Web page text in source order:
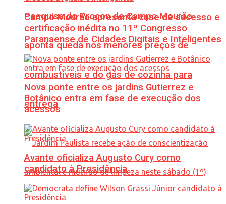
Pesquisa do Procon de Campo Mourão
aponta queda nos menores preços de
combustíveis e do gás de cozinha para
entrega
Campo Mourão apresenta case de sucesso e
certificação inédita no 11º Congresso
Paranaense de Cidades Digitais e Inteligentes
Nova ponte entre os jardins Gutierrez e
Botânico entra em fase de execução dos
acessos
Avante oficializa Augusto Cury como
candidato à Presidência